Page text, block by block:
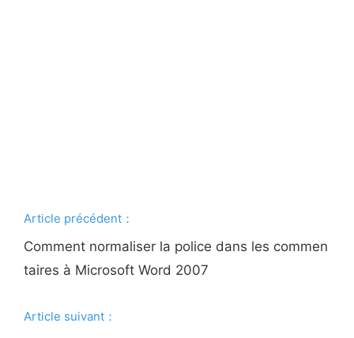
Article précédent：
Comment normaliser la police dans les commen
taires à Microsoft Word 2007
Article suivant：